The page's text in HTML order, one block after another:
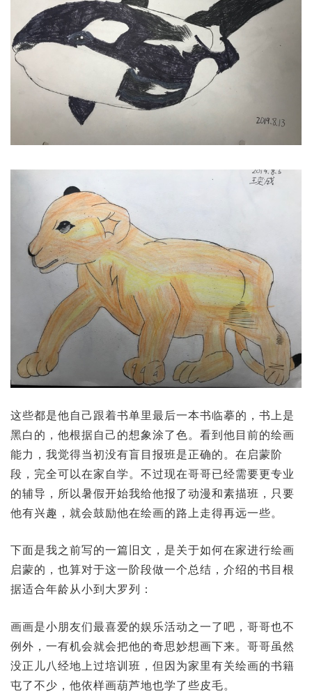
这些都是他自己跟着书单里最后一本书临摹的，书上是
黑白的，他根据自己的想象涂了色。看到他目前的绘画
能力，我觉得当初没有盲目报班是正确的。在启蒙阶
段，完全可以在家自学。不过现在哥哥已经需要更专业
的辅导，所以暑假开始我给他报了动漫和素描班，只要
他有兴趣，就会鼓励他在绘画的路上走得再远一些。
下面是我之前写的一篇旧文，是关于如何在家进行绘画
启蒙的，也算对于这一阶段做一个总结，介绍的书目根
据适合年龄从小到大罗列：
画画是小朋友们最喜爱的娱乐活动之一了吧，哥哥也不
例外，一有机会就会把他的奇思妙想画下来。哥哥虽然
没正儿八经地上过培训班，但因为家里有关绘画的书籍
屯了不少，他依样画葫芦地也学了些皮毛。